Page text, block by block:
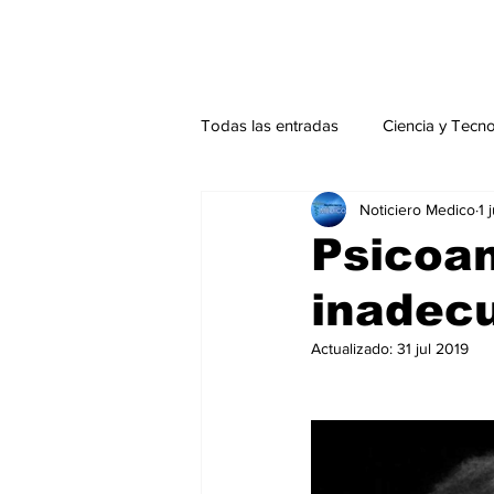
Todas las entradas Ciencia y
Actualidad Salud Mental
Endocrinología Actualidad
Perfiles
Noticiero Medico1
Actualizado: 31 jul 2019